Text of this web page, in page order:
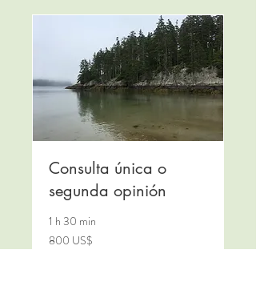
Consulta única o
segunda opinión
1 h 30 min
800
dólares
800 US$